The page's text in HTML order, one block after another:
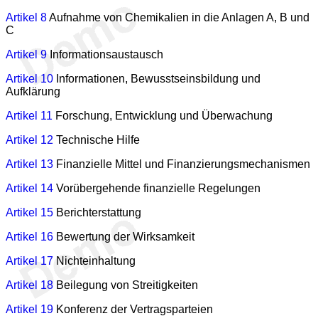
Artikel 8Aufnahme von Chemikalien in die Anlagen A, B und
C
Artikel 9 Informationsaustausch
Artikel 10 Informationen, Bewusstseinsbildung und
Aufklärung
Artikel 11 Forschung, Entwicklung und Überwachung
Artikel 12 Technische Hilfe
Artikel 13 Finanzielle Mittel und Finanzierungsmechanismen
Artikel 14 Vorübergehende finanzielle Regelungen
Artikel 15 Berichterstattung
Artikel 16 Bewertung der Wirksamkeit
Artikel 17 Nichteinhaltung
Artikel 18 Beilegung von Streitigkeiten
Artikel 19 Konferenz der Vertragsparteien